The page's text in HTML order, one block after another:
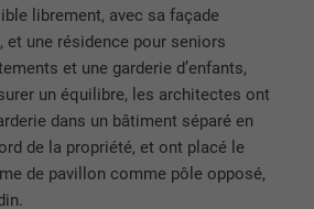
librement, avec sa façade
et une résidence pour seniors
et une garderie d’enfants,
un équilibre, les architectes ont
dans un bâtiment séparé en
de la propriété, et ont placé le
de pavillon comme pôle opposé,